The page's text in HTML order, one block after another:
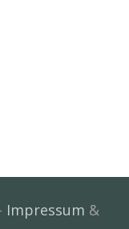
Impressum &